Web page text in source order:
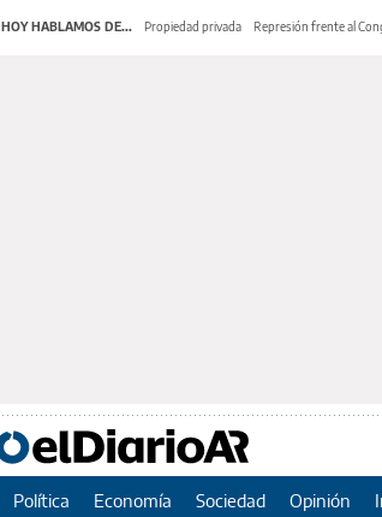
HOY HABLAMOS DE... Propiedad privada Represión frente al
Política Economía Sociedad Opinión